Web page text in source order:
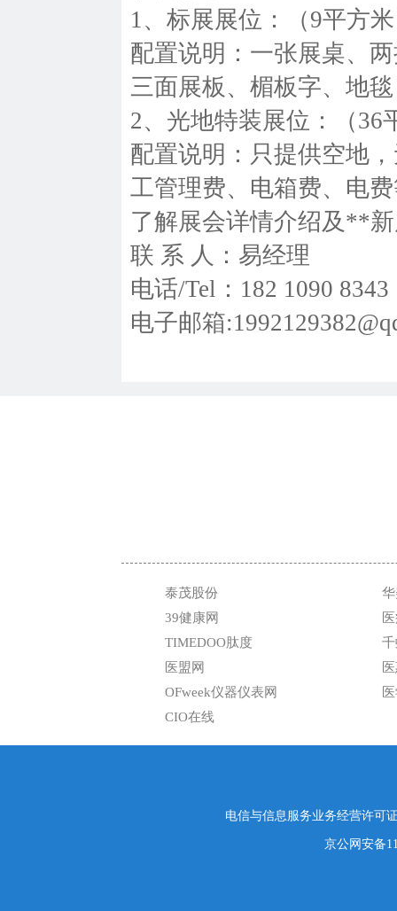
1、标展展位：（9平方
配置说明：一张展桌、
三面展板、楣板字、地毯
2、光地特装展位：（36
配置说明：只提供空地
工管理费、电箱费、电
了解展会详情介绍及**
联 系 人：易经理
电话/Tel：182 1090 8343
电子邮箱
泰茂股份
39健康网
TIMEDOO肽度
医盟网
OFweek仪器仪表网
CIO在线
电信与信息服务业务经营许可
京公网安备